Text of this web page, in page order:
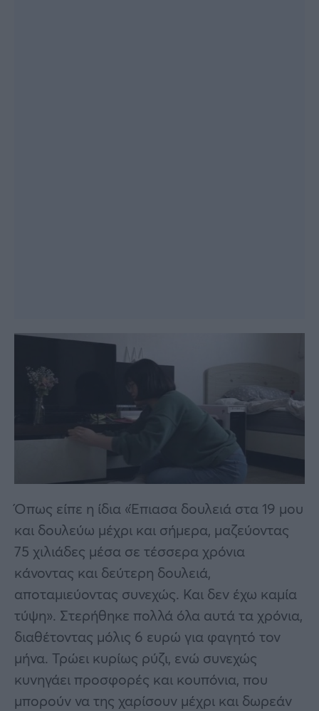
Όπως είπε η ίδια «Έπιασα δουλειά στα 19 μου
και δουλεύω μέχρι και σήμερα, μαζεύοντας
75 χιλιάδες μέσα σε τέσσερα χρόνια
κάνοντας και δεύτερη δουλειά,
αποταμιεύοντας συνεχώς. Και δεν έχω καμία
τύψη». Στερήθηκε πολλά όλα αυτά τα χρόνια,
διαθέτοντας μόλις 6 ευρώ για φαγητό τον
μήνα. Τρώει κυρίως ρύζι, ενώ συνεχώς
κυνηγάει προσφορές και κουπόνια, που
μπορούν να της χαρίσουν μέχρι και δωρεάν